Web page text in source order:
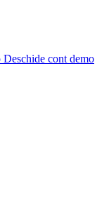
Deschide cont demo